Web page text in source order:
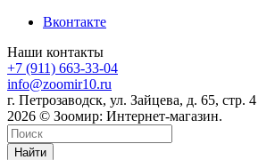
Вконтакте
Наши контакты
+7 (911) 663-33-04
info@zoomir10.ru
г. Петрозаводск, ул. Зайцева, д. 65, стр. 4
2026 © Зоомир: Интернет-магазин.
Найти